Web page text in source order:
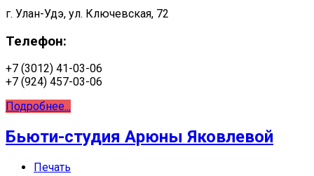
г. Улан-Удэ, ул. Ключевская, 72
Телефон:
+7 (3012) 41-03-06
+7 (924) 457-03-06
Подробнее...
Бьюти-студия Арюны Яковлевой
Печать